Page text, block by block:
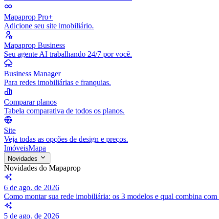
Mapaprop Pro+
Adicione seu site imobiliário.
Mapaprop Business
Seu agente AI trabalhando 24/7 por você.
Business Manager
Para redes imobiliárias e franquias.
Comparar planos
Tabela comparativa de todos os planos.
Site
Veja todas as opções de design e preços.
ImóveisMapa
Novidades
Novidades do Mapaprop
6 de ago. de 2026
Como montar sua rede imobiliária: os 3 modelos e qual combina com
5 de ago. de 2026